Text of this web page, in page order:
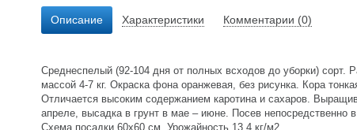
Описание Характеристики Комментарии (0)
Среднеспелый (92-104 дня от полных всходов до уборки) сорт.
массой 4-7 кг. Окраска фона оранжевая, без рисунка. Кора
Отличается высоким содержанием каротина и сахаров.
апреле, высадка в грунт в мае – июне. Посев непосредственно
Схема посадки 60x60 см. Урожайность 13,4 кг/м2.